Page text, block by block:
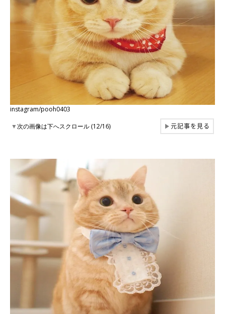
instagram/pooh0403
▼次の画像は下へスクロール (12/16) ▶元記事を見る